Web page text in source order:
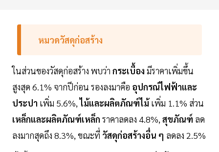
หมวดวัสดุก่อสร้าง
ในส่วนของวัสดุก่อสร้าง พบว่า กระเบื้อง มีราคาเพิ่มขึ้น
สูงสุด 6.1% จากปีก่อน รองลงมาคือ อุปกรณ์ไฟฟ้าและ
ประปา เพิ่ม 5.6%,ไม้และผลิตภัณฑ์ไม้เพิ่ม 1.1% ส่วน
เหล็กและผลิตภัณฑ์เหล็ก ราคาลดลง 4.8%, สุขภัณฑ์ ลด
ลงมากสุดถึง 8.3%, ขณะที่ วัสดุก่อสร้างอื่น ๆ ลดลง 2.5%